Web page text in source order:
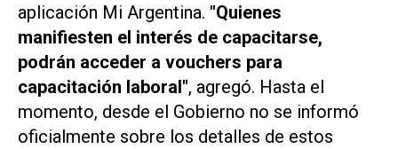
aplicación Mi Argentina. "Quienes
manifiesten el interés de capacitarse,
podrán acceder a vouchers para
capacitación laboral", agregó. Hasta el
momento, desde el Gobierno no se informó
oficialmente sobre los detalles de estos